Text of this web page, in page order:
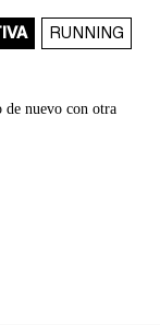
RUNNING
de nuevo con otra